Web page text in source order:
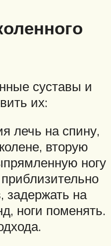
суставы и
их:
лечь на спину,
вторую
ногу
задержать на
ноги поменять.